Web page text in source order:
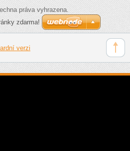
práva vyhrazena.
zdarma!
verzi